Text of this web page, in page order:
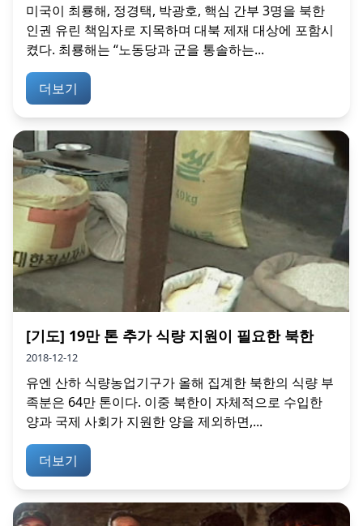
미국이 최룡해, 정경택, 박광호, 핵심 간부 3명을 북한
인권 유린 책임자로 지목하며 대북 제재 대상에 포함시
켰다. 최룡해는 “노동당과 군을 통솔하는...
더보기
[기도] 19만 톤 추가 식량 지원이 필요한 북한
2018-12-12
유엔 산하 식량농업기구가 올해 집계한 북한의 식량 부
족분은 64만 톤이다. 이중 북한이 자체적으로 수입한
양과 국제 사회가 지원한 양을 제외하면,...
더보기